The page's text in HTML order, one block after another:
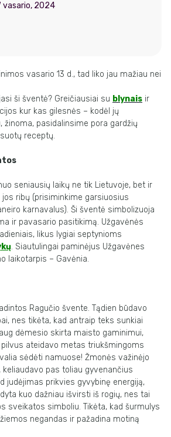
vasario, 2024
vasario 13 d., tad liko jau mažiau nei
ši šventė? Greičiausiai su blynais ir
kur kas gilesnės – kodėl jų
žinoma, pasidalinsime pora gardžių
receptų.
seniausių laikų ne tik Lietuvoje, bet ir
jos ribų (prisiminkime garsiuosius
karnavalus). Ši šventė simbolizuoja
ir pavasario pasitikimą. Užgavėnės
likus lygiai septynioms
. Siautulingai paminėjus Užgavėnes
laikotarpis – Gavėnia.
Ragučio švente. Tądien būdavo
nes tikėta, kad antraip teks sunkiai
dėmesio skirta maisto gaminimui,
ateidavo metas triukšmingoms
sėdėti namuose! Žmonės važinėjo
pas toliau gyvenančius
judėjimas prikvies gyvybinę energiją,
kuo dažniau išvirsti iš rogių, nes tai
sveikatos simboliu. Tikėta, kad šurmulys
negandas ir pažadina motiną